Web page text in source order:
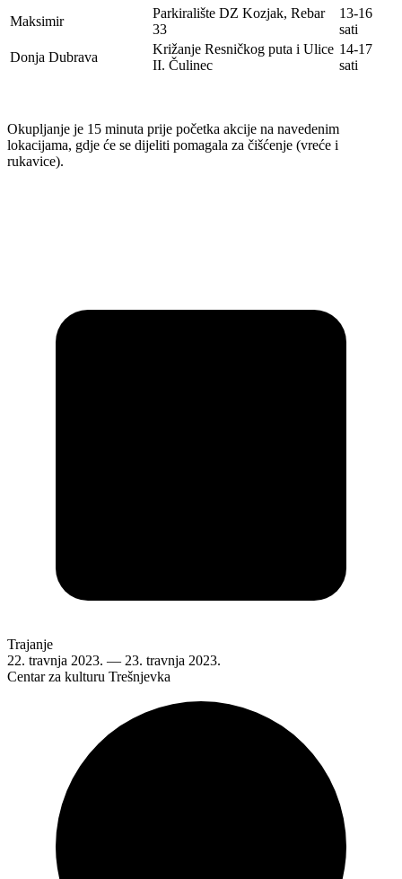
Maksimir
Parkiralište DZ Kozjak, Rebar
33
13-16
sati
Donja Dubrava
Križanje Resničkog puta i Ulice
II. Čulinec
14-17
sati
Okupljanje je 15 minuta prije početka akcije na navedenim
lokacijama, gdje će se dijeliti pomagala za čišćenje (vreće i
rukavice).
Trajanje
22. travnja 2023. — 23. travnja 2023.
Centar za kulturu Trešnjevka